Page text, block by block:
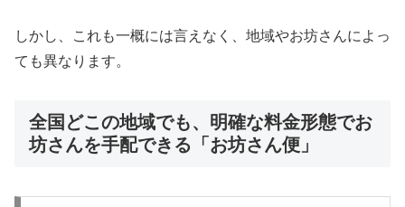
しかし、これも一概には言えなく、地域やお坊さんによっ
ても異なります。
全国どこの地域でも、明確な料金形態でお
坊さんを手配できる「お坊さん便」